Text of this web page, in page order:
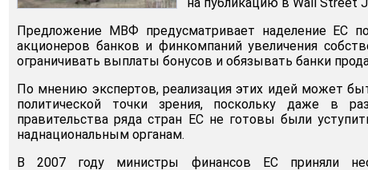
Предложение МВФ предусматривает наделение ЕС
акционеров банков и финкомпаний увеличения
ограничивать выплаты бонусов и обязывать банки
По мнению экспертов, реализация этих идей может
политической точки зрения, поскольку даже в
правительства ряда стран ЕС не готовы были
наднациональным органам.
В 2007 году министры финансов ЕС приняли